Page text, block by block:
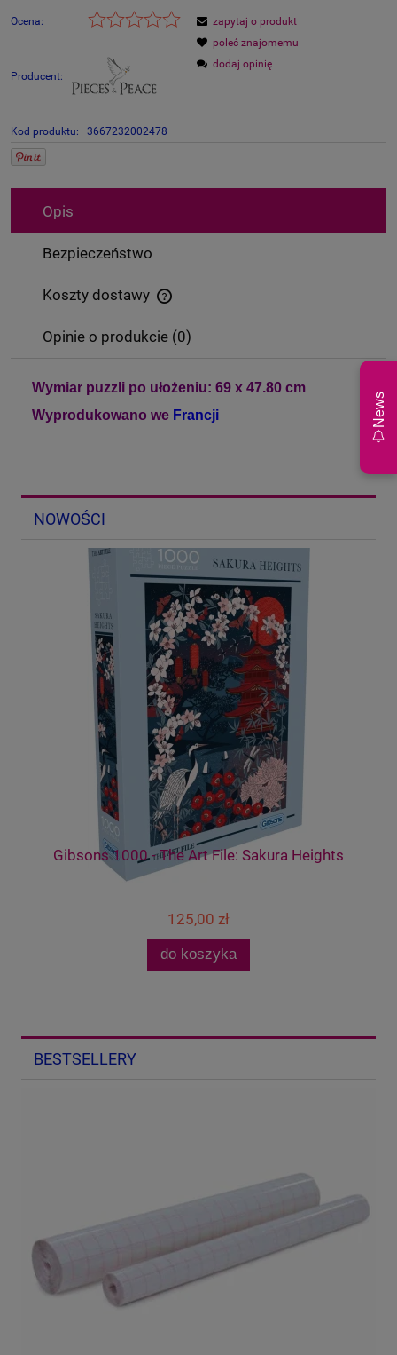
Ocena:
Producent:
Kod produktu: 3667232002478
zapytaj o produkt
poleć znajomemu
dodaj opinię
Opis
Bezpieczeństwo
Koszty dostawy
Cena nie zawiera ewentualnych kosztów płatności
Opinie o produkcie (0)
Wymiar puzzli po ułożeniu: 69 x 47.80 cm
Wyprodukowano we Francji
NOWOŚCI
Gibsons 1000 - The Art File: Sakura Heights
125,00 zł
do koszyka
BESTSELLERY
News